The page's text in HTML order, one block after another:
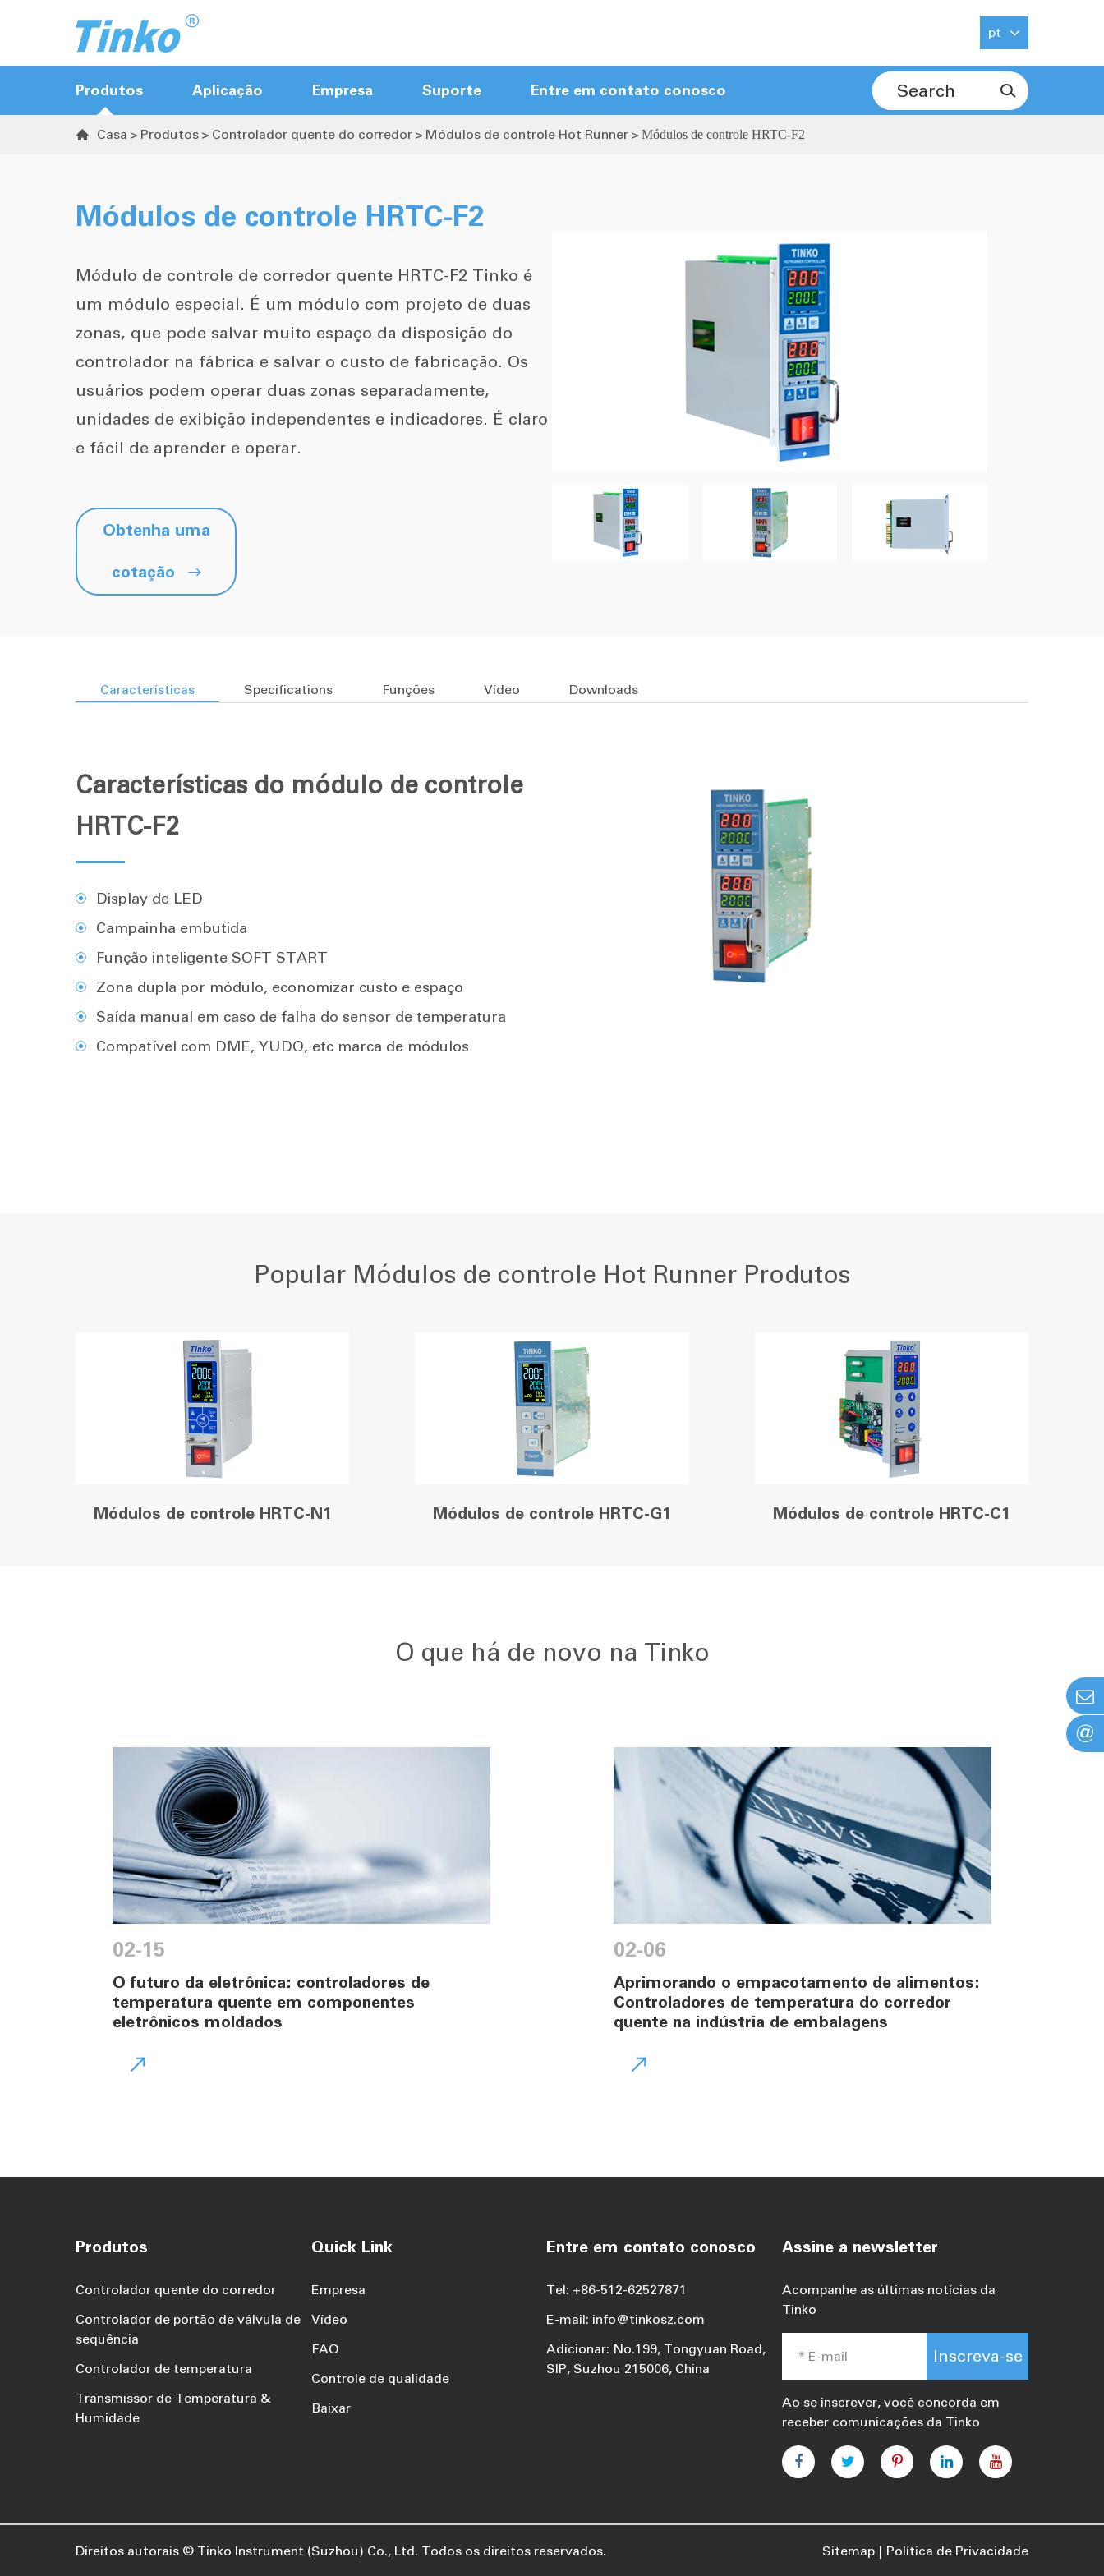
pt
Produtos
Controlador quente do corredor
sequência
Transmissor de Temperatura &
Controlador quente do corredor da
tela de toque
quente
Novo Controlador de Chegada
Corredor quente Cabos
Aplicação Empresa Suporte Entre em contato conosco 
 Casa Produtos Controlador quente do corredor Módulos de controle Hot Runner Módulos de controle HRTC-F2
Módulos de controle HRTC-F2
Módulo de controle de corredor quente HRTC-F2 Tinko é
um módulo especial. É um módulo com projeto de duas
zonas, que pode salvar muito espaço da disposição do
controlador na fábrica e salvar o custo de fabricação. Os
usuários podem operar duas zonas separadamente,
unidades de exibição independentes e indicadores. É claro
e fácil de aprender e operar.
Obtenha uma
cotação 
Características Specifications Funções Vídeo Downloads
Características do módulo de controle
HRTC-F2
Display de LED
Campainha embutida
Função inteligente SOFT START
Zona dupla por módulo, economizar custo e espaço
Saída manual em caso de falha do sensor de temperatura
Compatível com DME, YUDO, etc marca de módulos
Popular Módulos de controle Hot Runner Produtos
Módulos de controle HRTC-N1 Módulos de controle HRTC-G1 Módulos de controle HRTC-C1
O que há de novo na Tinko
02-15
O futuro da eletrônica: controladores de
temperatura quente em componentes
eletrônicos moldados

02-06
Aprimorando o empacotamento de alimentos:
Controladores de temperatura do corredor
quente na indústria de embalagens

Produtos
Controlador quente do corredor
Controlador de portão de válvula de
sequência
Controlador de temperatura
Transmissor de Temperatura &
Humidade
Quick Link
Empresa
Vídeo
FAQ
Controle de qualidade
Baixar
Entre em contato conosco
Tel: +86-512-62527871
E-mail: info@tinkosz.com
Adicionar: No.199, Tongyuan Road,
SIP, Suzhou 215006, China
Assine a newsletter
Acompanhe as últimas notícias da
Tinko
Inscreva-se
Ao se inscrever, você concorda em
receber comunicações da Tinko
Direitos autorais © Tinko Instrument (Suzhou) Co., Ltd. Todos os direitos reservados. Sitemap Política de Privacidade
@